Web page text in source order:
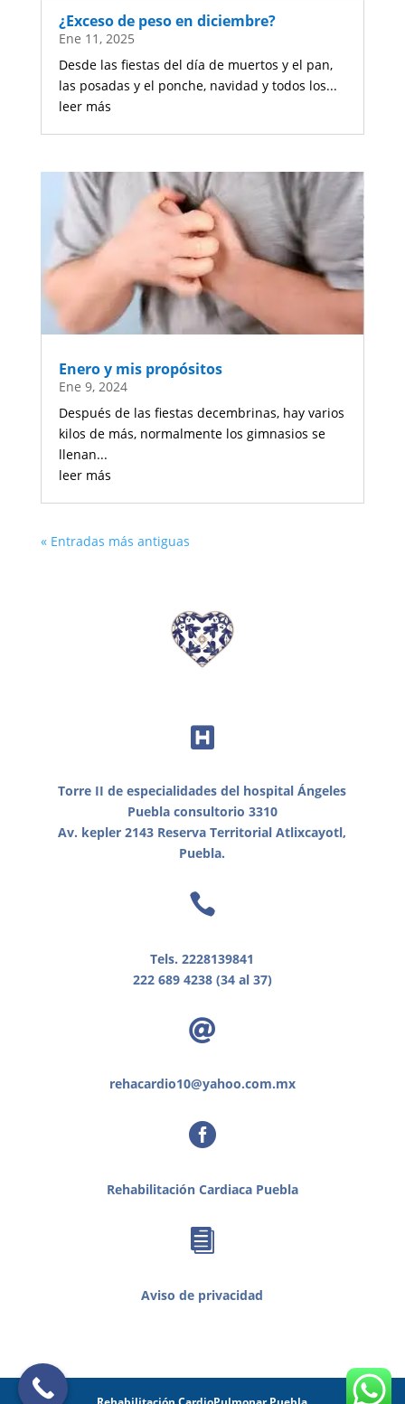
¿Exceso de peso en diciembre?
Ene 11, 2025
Desde las fiestas del día de muertos y el pan,
las posadas y el ponche, navidad y todos los...
leer más
Enero y mis propósitos
Ene 9, 2024
Después de las fiestas decembrinas, hay varios
kilos de más, normalmente los gimnasios se
llenan...
leer más
« Entradas más antiguas

Torre II de especialidades del hospital Ángeles
Puebla consultorio 3310
Av. kepler 2143 Reserva Territorial Atlixcayotl,
Puebla.

Tels. 2228139841
222 689 4238 (34 al 37)

rehacardio10@yahoo.com.mx

Rehabilitación Cardiaca Puebla

Aviso de privacidad